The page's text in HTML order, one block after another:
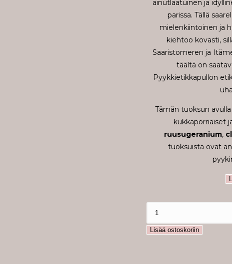
ainutlaatuinen ja
parissa. Tällä
mielenkiintoinen ja
kiehtoo kovasti,
Saaristomeren ja
täältä on
Pyykkietikkapullon
Tämän tuoksun
kukkapörriäiset
ruusugeranium,
tuoksuista ovat
Lisää ostoskoriin